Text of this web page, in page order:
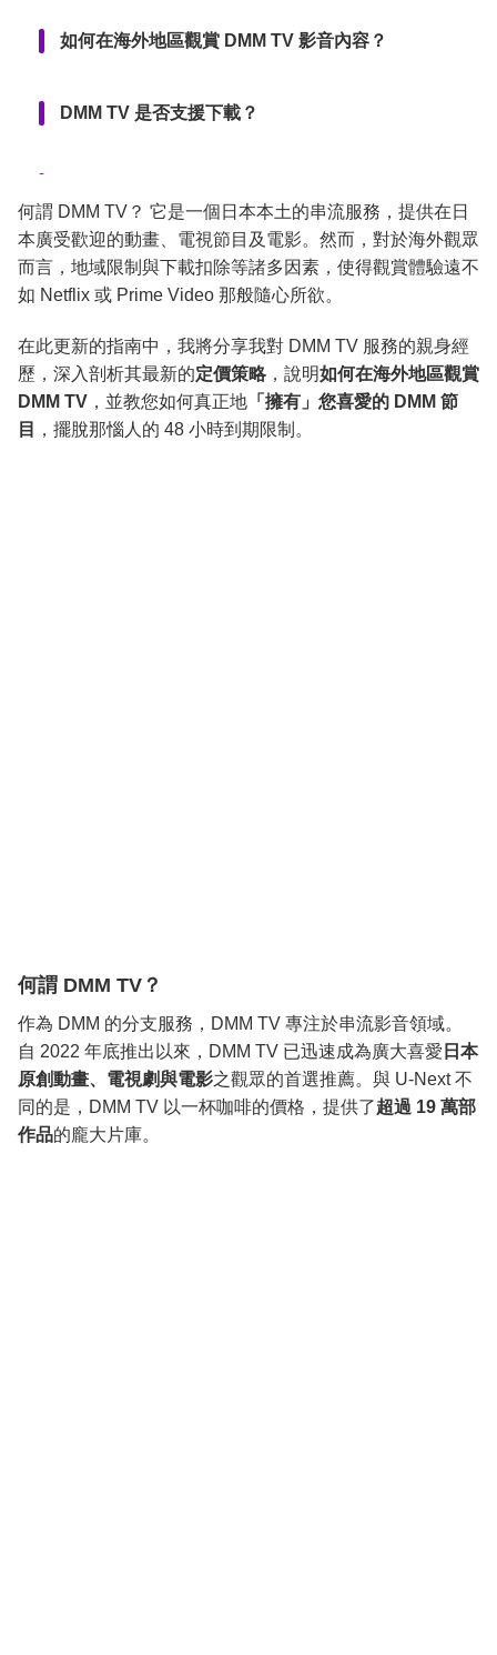
如何在海外地區觀賞 DMM TV 影音內容？
DMM TV 是否支援下載？
結論
何謂 DMM TV？ 它是一個日本本土的串流服務，提供在日
本廣受歡迎的動畫、電視節目及電影。然而，對於海外觀眾
而言，地域限制與下載扣除等諸多因素，使得觀賞體驗遠不
如 Netflix 或 Prime Video 那般隨心所欲。
在此更新的指南中，我將分享我對 DMM TV 服務的親身經
歷，深入剖析其最新的定價策略，說明如何在海外地區觀賞
DMM TV ，並教您如何真正地 「擁有」您喜愛的 DMM 節
目
，擺脫那惱人的 48 小時到期限制。
何謂 DMM TV？
作為 DMM 的分支服務，DMM TV 專注於串流影音領域。
自 2022 年底推出以來，DMM TV 已迅速成為廣大喜愛 日本
原創動畫、電視劇與電影之觀眾的首選推薦。與 U-Next 不
同的是，DMM TV 以一杯咖啡的價格，提供了超過 19 萬部
作品的龐大片庫。